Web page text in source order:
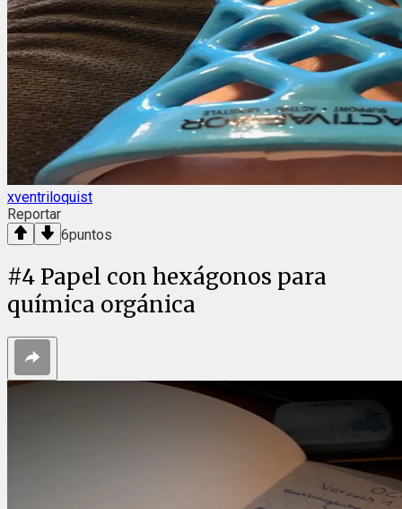
xventriloquist
Reportar
6puntos
#4 Papel con hexágonos para
química orgánica